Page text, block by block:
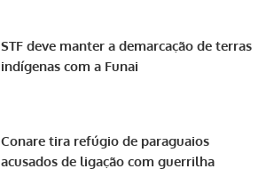
STF deve manter a demarcação de terras
indígenas com a Funai
Conare tira refúgio de paraguaios
acusados de ligação com guerrilha